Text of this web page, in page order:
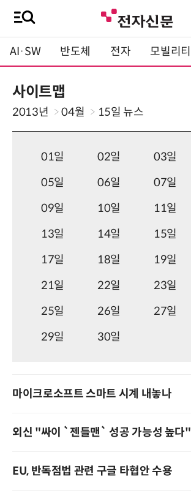
AI·SW 반도체 전자 모빌리티
사이트맵
2013년 04월 15일 뉴스
01일 02일 03일
05일
06일 07일
09일
10일 11일
13일
14일 15일
17일
18일 19일
21일
22일 23일
25일
26일 27일
29일
30일
마이크로소프트 스마트 시계 내놓나
외신 "싸이 `젠틀맨` 성공 가능성 높다"
EU, 반독점법 관련 구글 타협안 수용